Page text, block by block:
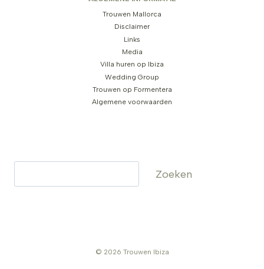
Trouwen Mallorca
Disclaimer
Links
Media
Villa huren op Ibiza
Wedding Group
Trouwen op Formentera
Algemene voorwaarden
Zoeken
© 2026 Trouwen Ibiza